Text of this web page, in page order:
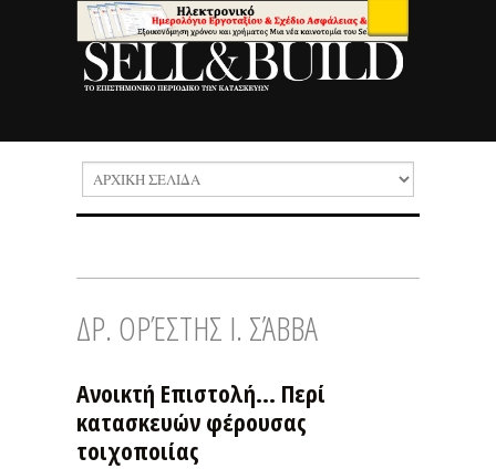
ΔΡ. ΟΡΈΣΤΗΣ Ι. ΣΆΒΒΑ
Ανοικτή Επιστολή… Περί
κατασκευών φέρουσας
τοιχοποιίας